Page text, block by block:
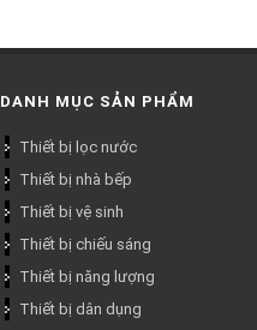
DANH MỤC SẢN PHẨM
Thiết bị lọc nước
Thiết bị nhà bếp
Thiết bị vệ sinh
Thiết bị chiếu sáng
Thiết bị năng lượng
Thiết bị dân dụng